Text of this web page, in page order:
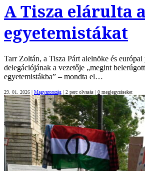
A Tisza elárulta
egyetemistákat
Tarr Zoltán, a Tisza Párt alelnöke és európai
delegációjának a vezetője „megint
egyetemistákba” – mondta el…
29. 01. 2026 | Magyarország | 2 perc olvasás | 0 megjegyzéseket